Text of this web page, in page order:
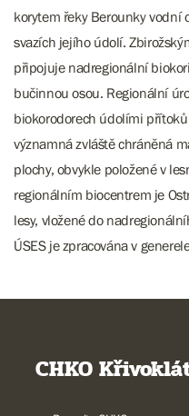
korytem řeky Berounky vodní
svazích jejího údolí.
připojuje nadregionální
bučinnou osou. Regionální
biokorodorech údolími
významná zvláště chráněná
plochy, obvykle položené v
regionálním biocentrem je
lesy, vložené do
ÚSES je zpracována v
CHKO